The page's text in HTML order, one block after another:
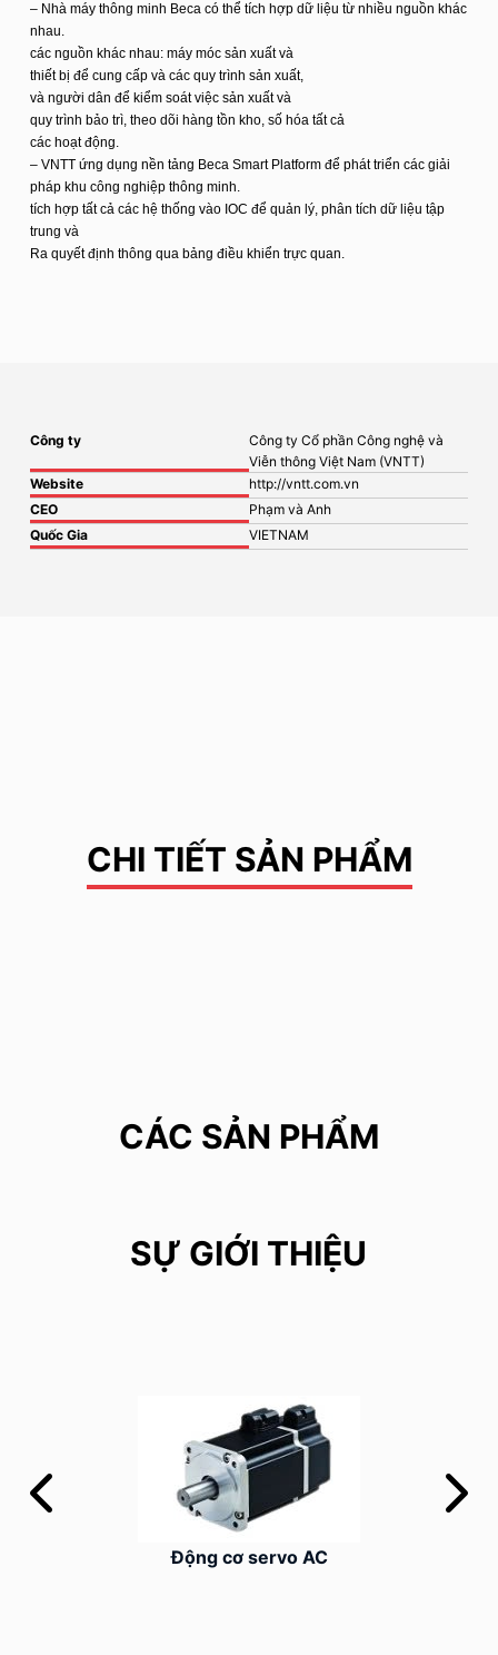
– Nhà máy thông minh Beca có thể tích hợp dữ liệu từ nhiều nguồn khác
nhau.
các nguồn khác nhau: máy móc sản xuất và
thiết bị để cung cấp và các quy trình sản xuất,
và người dân để kiểm soát việc sản xuất và
quy trình bảo trì, theo dõi hàng tồn kho, số hóa tất cả
các hoạt động.
– VNTT ứng dụng nền tảng Beca Smart Platform để phát triển các giải
pháp khu công nghiệp thông minh.
tích hợp tất cả các hệ thống vào IOC để quản lý, phân tích dữ liệu tập
trung và
Ra quyết định thông qua bảng điều khiển trực quan.
Công ty
Công ty Cổ phần Công nghệ và
Viễn thông Việt Nam (VNTT)
Website
http://vntt.com.vn
CEO
Phạm và Anh
Quốc Gia
VIETNAM
CHI TIẾT SẢN PHẨM
CÁC SẢN PHẨM
SỰ GIỚI THIỆU
Động cơ servo AC